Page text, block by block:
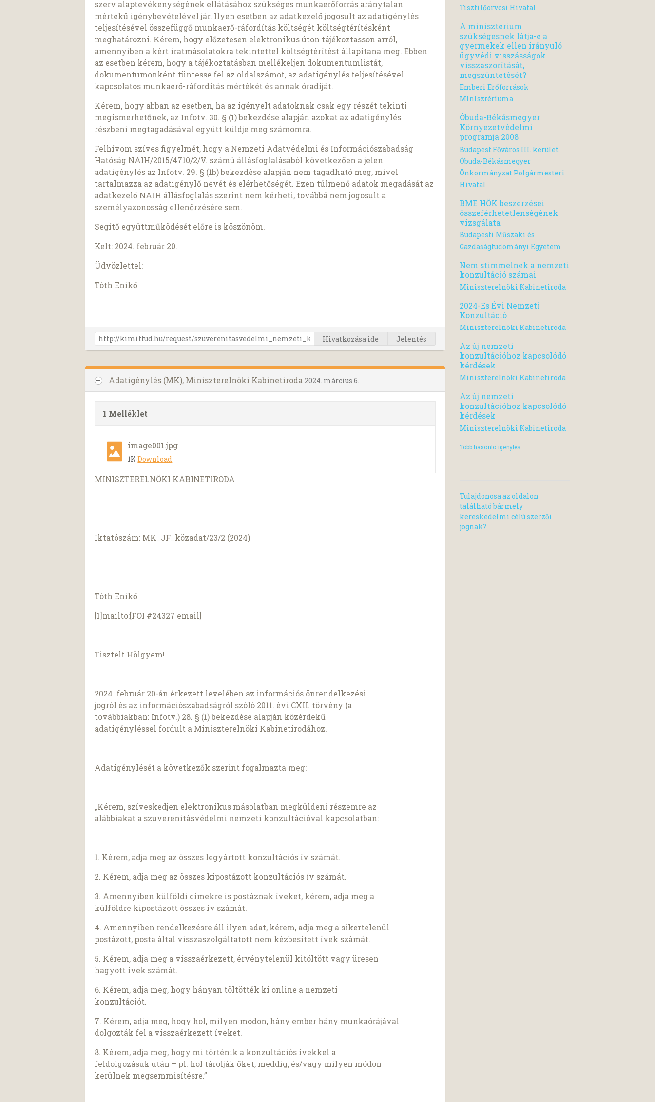
szerv alaptevékenységének ellátásához szükséges munkaerőforrás aránytalan
mértékű igénybevételével jár. Ilyen esetben az adatkezelő jogosult az adatigénylés
teljesítésével összefüggő munkaerő-ráfordítás költségét költségtérítésként
meghatározni. Kérem, hogy előzetesen elektronikus úton tájékoztasson arról,
amennyiben a kért iratmásolatokra tekintettel költségtérítést állapítana meg. Ebben
az esetben kérem, hogy a tájékoztatásban mellékeljen dokumentumlistát,
dokumentumonként tüntesse fel az oldalszámot, az adatigénylés teljesítésével
kapcsolatos munkaerő-ráfordítás mértékét és annak óradíját.
Kérem, hogy abban az esetben, ha az igényelt adatoknak csak egy részét tekinti
megismerhetőnek, az Infotv. 30. § (1) bekezdése alapján azokat az adatigénylés
részbeni megtagadásával együtt küldje meg számomra.
Felhívom szíves figyelmét, hogy a Nemzeti Adatvédelmi és Információszabadság
Hatóság NAIH/2015/4710/2/V. számú állásfoglalásából következően a jelen
adatigénylés az Infotv. 29. § (1b) bekezdése alapján nem tagadható meg, mivel
tartalmazza az adatigénylő nevét és elérhetőségét. Ezen túlmenő adatok megadását az
adatkezelő NAIH állásfoglalás szerint nem kérheti, továbbá nem jogosult a
személyazonosság ellenőrzésére sem.
Segítő együttműködését előre is köszönöm.
Kelt: 2024. február 20.
Üdvözlettel:
Tóth Enikő
Hivatkozása ide Jelentés
Adatigénylés (MK), Miniszterelnöki Kabinetiroda 2024. március 6.
1 Melléklet
image001.jpg
1KDownload
MINISZTERELNÖKI KABINETIRODA
Iktatószám: MK_JF_közadat/23/2 (2024)
Tóth Enikő
[1]mailto:[FOI #24327 email]
Tisztelt Hölgyem!
2024. február 20-án érkezett levelében az információs önrendelkezési
jogról és az információszabadságról szóló 2011. évi CXII. törvény (a
továbbiakban: Infotv.) 28. § (1) bekezdése alapján közérdekű
adatigényléssel fordult a Miniszterelnöki Kabinetirodához.
Adatigénylését a következők szerint fogalmazta meg:
„Kérem, szíveskedjen elektronikus másolatban megküldeni részemre az
alábbiakat a szuverenitásvédelmi nemzeti konzultációval kapcsolatban:
1. Kérem, adja meg az összes legyártott konzultációs ív számát.
2. Kérem, adja meg az összes kipostázott konzultációs ív számát.
3. Amennyiben külföldi címekre is postáznak íveket, kérem, adja meg a
külföldre kipostázott összes ív számát.
4. Amennyiben rendelkezésre áll ilyen adat, kérem, adja meg a sikertelenül
postázott, posta által visszaszolgáltatott nem kézbesített ívek számát.
5. Kérem, adja meg a visszaérkezett, érvénytelenül kitöltött vagy üresen
hagyott ívek számát.
6. Kérem, adja meg, hogy hányan töltötték ki online a nemzeti
konzultációt.
7. Kérem, adja meg, hogy hol, milyen módon, hány ember hány munkaórájával
dolgozták fel a visszaérkezett íveket.
8. Kérem, adja meg, hogy mi történik a konzultációs ívekkel a
feldolgozásuk után – pl. hol tárolják őket, meddig, és/vagy milyen módon
kerülnek megsemmisítésre.”
Tisztifőorvosi Hivatal
A minisztérium
szükségesnek látja-e a
gyermekek ellen irányuló
ügyvédi visszásságok
visszaszorítását,
megszüntetését?
Emberi Erőforrások
Minisztériuma
Óbuda-Békásmegyer
Környezetvédelmi
programja 2008
Budapest Főváros III. kerület
Óbuda-Békásmegyer
Önkormányzat Polgármesteri
Hivatal
BME HÖK beszerzései
összeférhetetlenségének
vizsgálata
Budapesti Műszaki és
Gazdaságtudományi Egyetem
Nem stimmelnek a nemzeti
konzultáció számai
Miniszterelnöki Kabinetiroda
2024-Es Évi Nemzeti
Konzultáció
Miniszterelnöki Kabinetiroda
Az új nemzeti
konzultációhoz kapcsolódó
kérdések
Miniszterelnöki Kabinetiroda
Az új nemzeti
konzultációhoz kapcsolódó
kérdések
Miniszterelnöki Kabinetiroda
Több hasonló igénylés
Tulajdonosa az oldalon
található bármely
kereskedelmi célú szerzői
jognak?